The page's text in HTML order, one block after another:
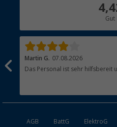
Gut
Martin G. 07.08.2026
Das Personal ist sehr hilfsbereit
AGB BattG ElektroG